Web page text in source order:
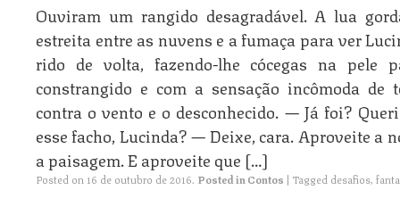
Ouviram um rangido desagradável. A lua
estreita entre as nuvens e a fumaça para ver
rido de volta, fazendo-lhe cócegas na pele
constrangido e com a sensação incômoda de
contra o vento e o desconhecido. — Já foi?
esse facho, Lucinda? — Deixe, cara. Aproveite a
a paisagem. E aproveite que […]
Posted on 16 de outubro de 2016. Posted inContos | Tagged desafios,